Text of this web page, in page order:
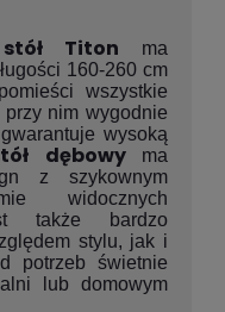
stół Titon
ma
160-260 cm
wszystkie
nim wygodnie
wysoką
dębowy
ma
z szykownym
widocznych
także bardzo
stylu, jak i
potrzeb świetnie
lub domowym